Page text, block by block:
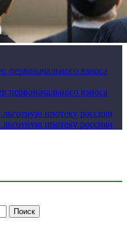
первоначального взноса
первоначального взноса
ипотеку россиян
ипотеку россиян